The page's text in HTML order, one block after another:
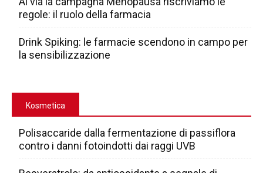
regole: il ruolo della farmacia
Drink Spiking: le farmacie scendono in campo per
la sensibilizzazione
Kosmetica
Polisaccaride dalla fermentazione di passiflora
contro i danni fotoindotti dai raggi UVB